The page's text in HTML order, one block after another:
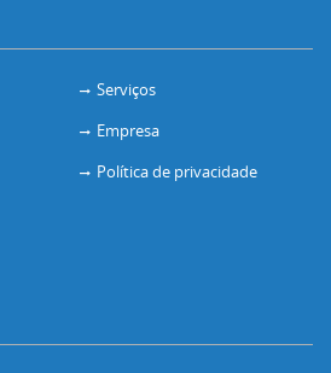
Serviços
Empresa
Política de privacidade